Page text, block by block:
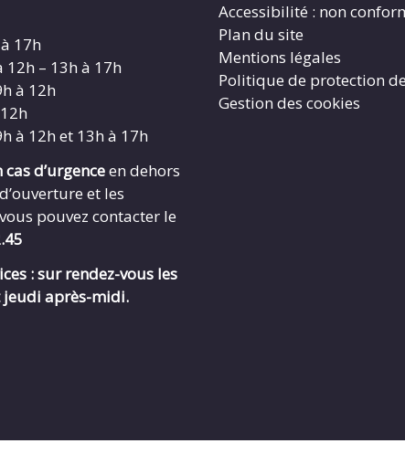
17h
12h – 13h à 17h
à 12h
à 12h et 13h à 17h
d’urgenceen dehors
et les
pouvez contacter le
: sur rendez-vous les
jeudi après-midi.
Accessibilité : non
Plan du site
Mentions légales
Politique de protection
Gestion des cookies